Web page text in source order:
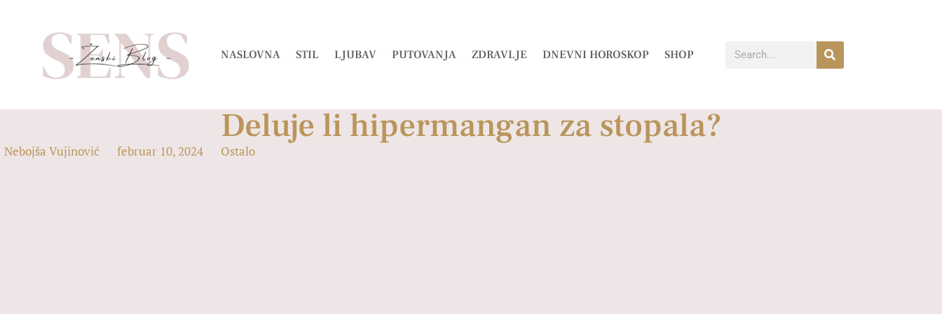
NASLOVNA STIL LJUBAV PUTOVANJA ZDRAVLJE DNEVNI HOROSKOP SHOP
Deluje li hipermangan za stopala?
Nebojša Vujinović februar 10, 2024 Ostalo